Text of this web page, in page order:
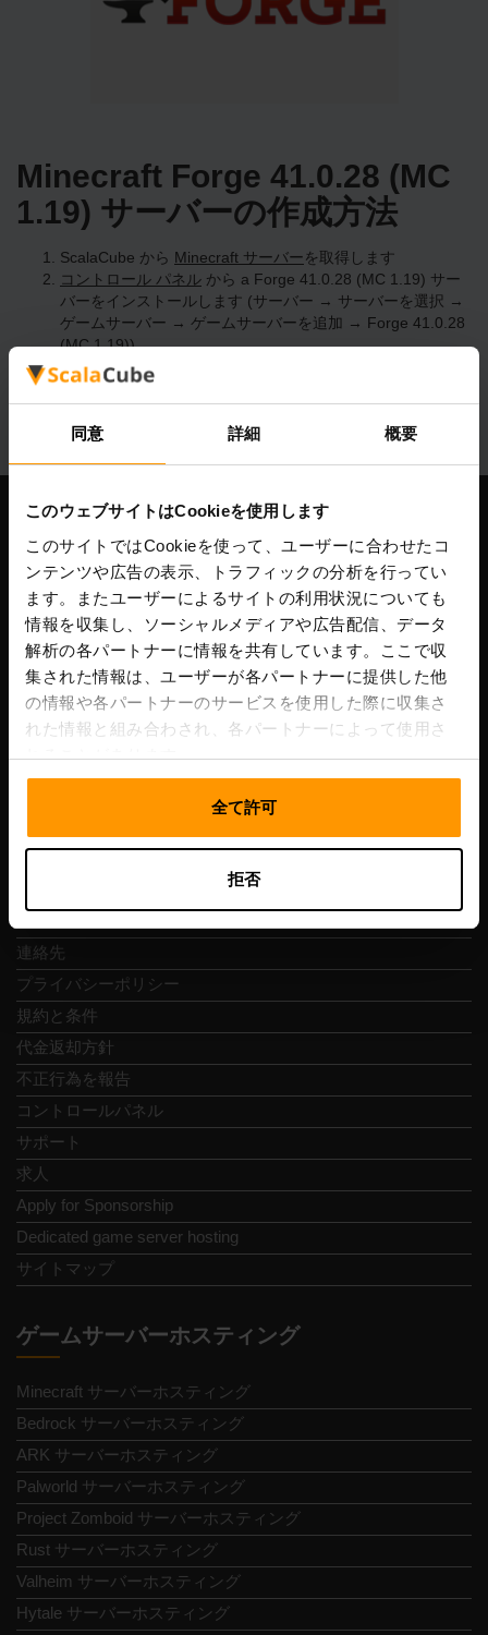
同意 詳細 概要
このウェブサイトはCookieを使用します
このサイトではCookieを使って、ユーザーに合わせたコ
ンテンツや広告の表示、トラフィックの分析を行ってい
ます。またユーザーによるサイトの利用状況についても
情報を収集し、ソーシャルメディアや広告配信、データ
解析の各パートナーに情報を共有しています。ここで収
集された情報は、ユーザーが各パートナーに提供した他
の情報や各パートナーのサービスを使用した際に収集さ
れた情報と組み合わされ、各パートナーによって使用さ
れることがあります。
全て許可
拒否
Minecraft Forge 41.0.28 (MC
1.19) サーバーの作成方法
ScalaCube から Minecraft サーバーを取得します
コントロール パネル から a Forge 41.0.28 (MC 1.19) サー
バーをインストールします (サーバー → サーバーを選択 →
ゲームサーバー → ゲームサーバーを追加 → Forge 41.0.28
(MC 1.19))
サーバー上で楽しくプレイしてください!
Scalable Hosting Solutions OÜ
登録コード: 14652605
VAT番号: EE102133820
住所: Harju maakond, Tallinn, Kesklinna linnaosa,
Vesivärava tn 50-201, 10152
連絡先
プライバシーポリシー
規約と条件
代金返却方針
不正行為を報告
コントロールパネル
サポート
求人
Apply for Sponsorship
Dedicated game server hosting
サイトマップ
ゲームサーバーホスティング
Minecraft サーバーホスティング
Bedrock サーバーホスティング
ARK サーバーホスティング
Palworld サーバーホスティング
Project Zomboid サーバーホスティング
Rust サーバーホスティング
Valheim サーバーホスティング
Hytale サーバーホスティング